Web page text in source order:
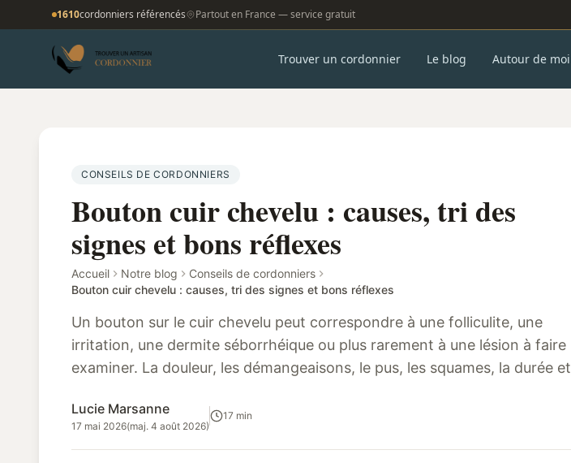
1610cordonniers référencés Partout en France — service gratuit
Trouver un cordonnier Le blog Autour de moi
CONSEILS DE CORDONNIERS
Bouton cuir chevelu : causes, tri des
signes et bons réflexes
Accueil Notre blog
Conseils de cordonniers
Bouton cuir chevelu : causes, tri des signes et bons réflexes
Un bouton sur le cuir chevelu peut correspondre à une folliculite, une
irritation, une dermite séborrhéique ou plus rarement à une lésion à faire
examiner. La douleur, les démangeaisons, le pus, les squames, la durée et
Lucie Marsanne
17 mai 2026(maj. 4 août 2026)
17 min